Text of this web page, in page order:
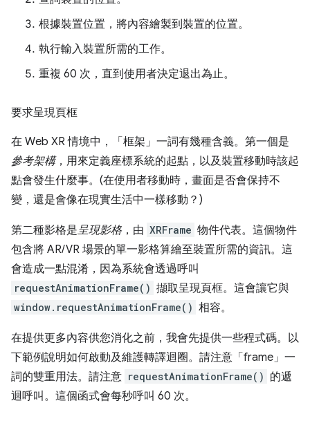
根據裝置位置，將內容繪製到裝置的位置。
執行輸入裝置所需的工作。
重複 60 次，直到使用者決定退出為止。
要求呈現頁框
在 Web XR 情境中，「框架」一詞有幾種含義。第一個是
參考架構，用來定義座標系統的起點，以及裝置移動時該起
點會發生什麼事。(在使用者移動時，畫面是否會保持不
變，還是會像在現實生活中一樣移動？)
第二種影格是呈現影格，由 XRFrame 物件代表。這個物件
包含將 AR/VR 場景的單一影格算繪至裝置所需的資訊。這
會造成一點混淆，因為系統會透過呼叫
requestAnimationFrame() 擷取呈現頁框。這會讓它與
window.requestAnimationFrame() 相容。
在提供更多內容供您消化之前，我會先提供一些程式碼。以
下範例說明如何啟動及維護轉譯迴圈。請注意「frame」一
詞的雙重用法。請注意 requestAnimationFrame() 的遞
迴呼叫。這個函式會每秒呼叫 60 次。